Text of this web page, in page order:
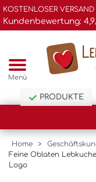
KOSTENLOSER
Kundenbewertung:
Menü
PRODUKTE
Home >
Feine Oblaten
Logo